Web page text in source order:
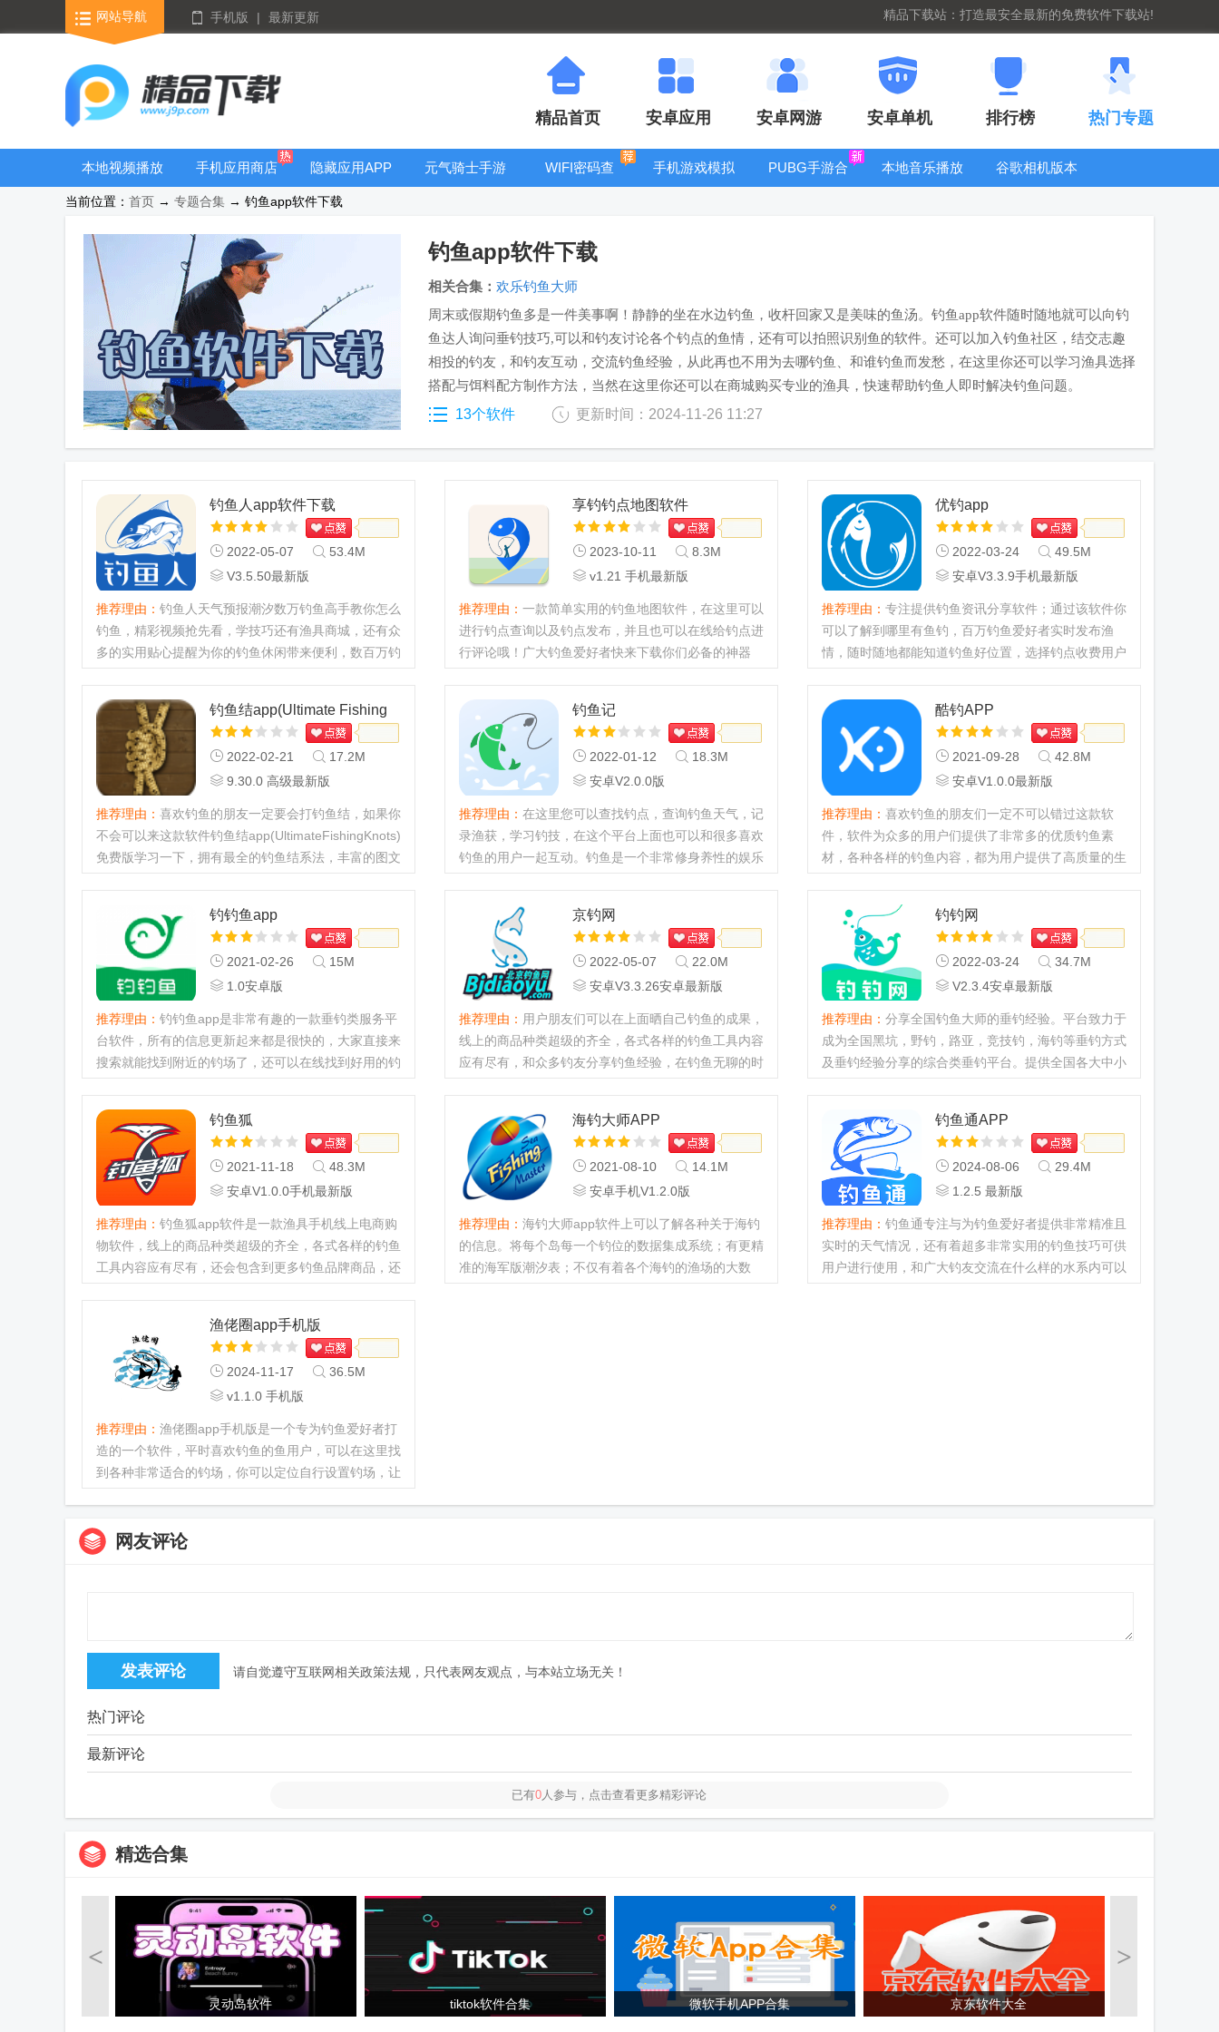
网站导航 手机版 | 最新更新 精品下载站：打造最安全最新的免费软件下载站!
精品首页 安卓应用 安卓网游 安卓单机 排行榜 热门专题
本地视频播放
器
手机应用商店 隐藏应用APP
元气骑士手游
WIFI密码查
手机游戏模拟
PUBG手游合
本地音乐播放
谷歌相机版本
游戏库合集
当前位置： 首页 → 专题合集 → 钓鱼app软件下载
钓鱼app软件下载
相关合集： 欢乐钓鱼大师
周末或假期钓鱼多是一件美事啊！静静的坐在水边钓鱼，收杆回家又是美味的鱼汤。钓鱼app软件随时随地就可以向钓
鱼达人询问垂钓技巧,可以和钓友讨论各个钓点的鱼情，还有可以拍照识别鱼的软件。还可以加入钓鱼社区，结交志趣
相投的钓友，和钓友互动，交流钓鱼经验，从此再也不用为去哪钓鱼、和谁钓鱼而发愁，在这里你还可以学习渔具选择
搭配与饵料配方制作方法，当然在这里你还可以在商城购买专业的渔具，快速帮助钓鱼人即时解决钓鱼问题。
13个软件 更新时间：2024-11-26 11:27
钓鱼人app软件下载
2022-05-07
53.4M
V3.5.50最新版
推荐理由： 钓鱼人天气预报潮汐数万钓鱼高手教你怎么
钓鱼，精彩视频抢先看，学技巧还有渔具商城，还有众
多的实用贴心提醒为你的钓鱼休闲带来便利，数百万钓
享钓钓点地图软件
2023-10-11
8.3M
v1.21 手机最新版
推荐理由： 一款简单实用的钓鱼地图软件，在这里可以
进行钓点查询以及钓点发布，并且也可以在线给钓点进
行评论哦！广大钓鱼爱好者快来下载你们必备的神器
优钓app
2022-03-24
49.5M
安卓V3.3.9手机最新版
推荐理由： 专注提供钓鱼资讯分享软件；通过该软件你
可以了解到哪里有鱼钓，百万钓鱼爱好者实时发布渔
情，随时随地都能知道钓鱼好位置，选择钓点收费用户
钓鱼结app(Ultimate Fishing
Knots)免费版
2022-02-21
17.2M
9.30.0 高级最新版
推荐理由： 喜欢钓鱼的朋友一定要会打钓鱼结，如果你
不会可以来这款软件钓鱼结app(UltimateFishingKnots)
免费版学习一下，拥有最全的钓鱼结系法，丰富的图文
钓鱼记
2022-01-12
18.3M
安卓V2.0.0版
推荐理由： 在这里您可以查找钓点，查询钓鱼天气，记
录渔获，学习钓技，在这个平台上面也可以和很多喜欢
钓鱼的用户一起互动。钓鱼是一个非常修身养性的娱乐
酷钓APP
2021-09-28
42.8M
安卓V1.0.0最新版
推荐理由： 喜欢钓鱼的朋友们一定不可以错过这款软
件，软件为众多的用户们提供了非常多的优质钓鱼素
材，各种各样的钓鱼内容，都为用户提供了高质量的生
钓钓鱼app
2021-02-26
15M
1.0安卓版
推荐理由： 钓钓鱼app是非常有趣的一款垂钓类服务平
台软件，所有的信息更新起来都是很快的，大家直接来
搜索就能找到附近的钓场了，还可以在线找到好用的钓
京钓网
2022-05-07
22.0M
安卓V3.3.26安卓最新版
推荐理由： 用户朋友们可以在上面晒自己钓鱼的成果，
线上的商品种类超级的齐全，各式各样的钓鱼工具内容
应有尽有，和众多钓友分享钓鱼经验，在钓鱼无聊的时
钓钓网
2022-03-24
34.7M
V2.3.4安卓最新版
推荐理由： 分享全国钓鱼大师的垂钓经验。平台致力于
成为全国黑坑，野钓，路亚，竞技钓，海钓等垂钓方式
及垂钓经验分享的综合类垂钓平台。提供全国各大中小
钓鱼狐
2021-11-18
48.3M
安卓V1.0.0手机最新版
推荐理由： 钓鱼狐app软件是一款渔具手机线上电商购
物软件，线上的商品种类超级的齐全，各式各样的钓鱼
工具内容应有尽有，还会包含到更多钓鱼品牌商品，还
海钓大师APP
2021-08-10
14.1M
安卓手机V1.2.0版
推荐理由： 海钓大师app软件上可以了解各种关于海钓
的信息。将每个岛每一个钓位的数据集成系统；有更精
准的海军版潮汐表；不仅有着各个海钓的渔场的大数
钓鱼通APP
2024-08-06
29.4M
1.2.5 最新版
推荐理由： 钓鱼通专注与为钓鱼爱好者提供非常精准且
实时的天气情况，还有着超多非常实用的钓鱼技巧可供
用户进行使用，和广大钓友交流在什么样的水系内可以
渔佬圈app手机版
2024-11-17
36.5M
v1.1.0 手机版
推荐理由： 渔佬圈app手机版是一个专为钓鱼爱好者打
造的一个软件，平时喜欢钓鱼的鱼用户，可以在这里找
到各种非常适合的钓场，你可以定位自行设置钓场，让
网友评论
请自觉遵守互联网相关政策法规，只代表网友观点，与本站立场无关！
热门评论
最新评论
已有0人参与，点击查看更多精彩评论
精选合集
< >
灵动岛软件 tiktok软件合集 微软手机APP合集 京东软件大全